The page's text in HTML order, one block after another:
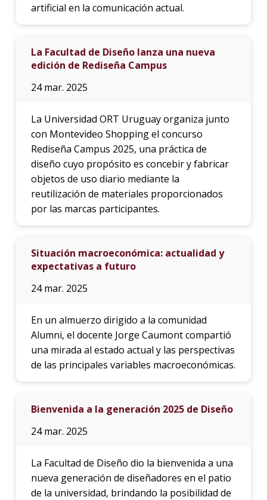
artificial en la comunicación actual.
La Facultad de Diseño lanza una nueva
edición de Rediseña Campus
24 mar. 2025
La Universidad ORT Uruguay organiza junto
con Montevideo Shopping el concurso
Rediseña Campus 2025, una práctica de
diseño cuyo propósito es concebir y fabricar
objetos de uso diario mediante la
reutilización de materiales proporcionados
por las marcas participantes.
Situación macroeconómica: actualidad y
expectativas a futuro
24 mar. 2025
En un almuerzo dirigido a la comunidad
Alumni, el docente Jorge Caumont compartió
una mirada al estado actual y las perspectivas
de las principales variables macroeconómicas.
Bienvenida a la generación 2025 de Diseño
24 mar. 2025
La Facultad de Diseño dio la bienvenida a una
nueva generación de diseñadores en el patio
de la universidad, brindando la posibilidad de